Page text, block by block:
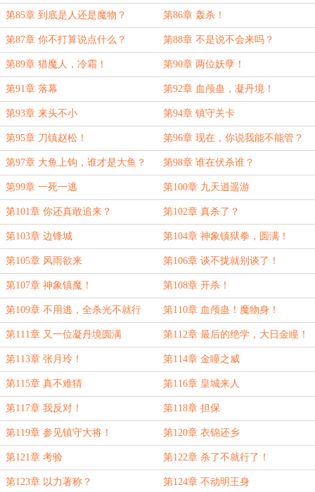
第85章 到底是人还是魔物？ 第86章 轰杀！
第87章 你不打算说点什么？ 第88章 不是说不会来吗？
第89章 猎魔人，冷霜！ 第90章 两位妖孽！
第91章 落幕 第92章 血颅蛊，凝丹境！
第93章 来头不小 第94章 镇守关卡
第95章 刀镇赵松！ 第96章 现在，你说我能不能管？
第97章 大鱼上钩，谁才是大鱼？ 第98章 谁在伏杀谁？
第99章 一死一逃 第100章 九天逍遥游
第101章 你还真敢追来？ 第102章 真杀了？
第103章 边锋城 第104章 神象镇狱拳，圆满！
第105章 风雨欲来 第106章 谈不拢就别谈了！
第107章 神象镇魔！ 第108章 开杀！
第109章 不用逃，全杀光不就行
了！
第110章 血颅蛊！魔物身！
第111章 又一位凝丹境圆满 第112章 最后的绝学，大日金瞳！
第113章 张月玲！ 第114章 金瞳之威
第115章 真不难猜 第116章 皇城来人
第117章 我反对！ 第118章 担保
第119章 参见镇守大将！ 第120章 衣锦还乡
第121章 考验 第122章 杀了不就行了！
第123章 以力著称？ 第124章 不动明王身